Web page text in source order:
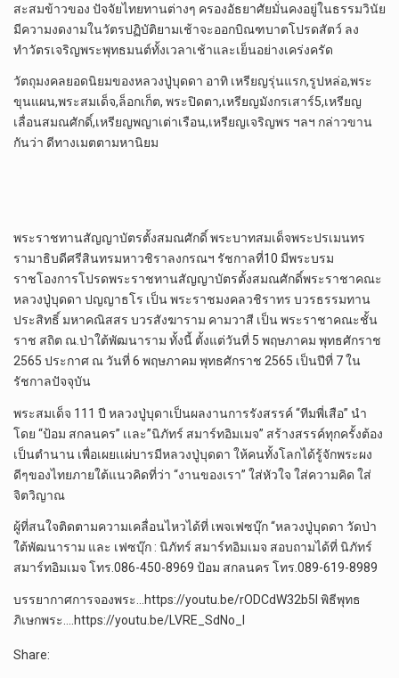
สะสมข้าวของ ปัจจัยไทยทานต่างๆ ครองอัธยาศัยมั่นคงอยู่ในธรรมวินัย
มีความงดงามในวัตรปฏิบัติยามเช้าจะออกบิณฑบาตโปรดสัตว์ ลง
ทำวัตรเจริญพระพุทธมนต์ทั้งเวลาเช้าและเย็นอย่างเคร่งครัด
วัตถุมงคลยอดนิยมของหลวงปู่บุดดา อาทิ เหรียญรุ่นแรก,รูปหล่อ,พระ
ขุนแผน,พระสมเด็จ,ล็อกเก็ต, พระปิดตา,เหรียญมังกรเสาร์5,เหรียญ
เลื่อนสมณศักดิ์,เหรียญพญาเต่าเรือน,เหรียญเจริญพร ฯลฯ กล่าวขาน
กันว่า ดีทางเมตตามหานิยม
พระราชทานสัญญาบัตรตั้งสมณศักดิ์ พระบาทสมเด็จพระปรเมนทร
รามาธิบดีศรีสินทรมหาวชิราลงกรณฯ รัชกาลที่10 มีพระบรม
ราชโองการโปรดพระราชทานสัญญาบัตรตั้งสมณศักดิ์พระราชาคณะ
หลวงปู่บุดดา ปญญาธโร เป็น พระราชมงคลวชิราทร บวรธรรมทาน
ประสิทธิ์ มหาคณิสสร บวรสังฆาราม คามวาสี เป็น พระราชาคณะชั้น
ราช สถิต ณ.ป่าใต้พัฒนาราม ทั้งนี้ ตั้งแต่วันที่ 5 พฤษภาคม พุทธศักราช
2565 ประกาศ ณ วันที่ 6 พฤษภาคม พุทธศักราช 2565 เป็นปีที่ 7 ใน
รัชกาลปัจจุบัน
พระสมเด็จ 111 ปี หลวงปู่บุดาเป็นผลงานการรังสรรค์ “ทีมพี่เสือ” นำ
โดย “ป้อม สกลนคร” เเละ”นิภัทร์ สมาร์ทอิมเมจ” สร้างสรรค์ทุกครั้งต้อง
เป็นตำนาน เพื่อเผยเเผ่บารมีหลวงปู่บุดดา ให้คนทั้งโลกได้รู้จักพระผง
ดีๆของไทยภายใต้แนวคิดที่ว่า “งานของเรา” ใส่หัวใจ ใส่ความคิด ใส่
จิตวิญาณ
ผู้ที่สนใจติดตามความเคลื่อนไหวได้ที่ เพจเฟซบุ๊ก “หลวงปู่บุดดา วัดป่า
ใต้พัฒนาราม และ เฟซบุ๊ก : นิภัทร์ สมาร์ทอิมเมจ สอบถามได้ที่ นิภัทร์
สมาร์ทอิมเมจ โทร.086-450-8969 ป้อม สกลนคร โทร.089-619-8989
บรรยากาศการจองพระ…https://youtu.be/rODCdW32b5I พิธีพุทธ
ภิเษกพระ….https://youtu.be/LVRE_SdNo_I
Share: